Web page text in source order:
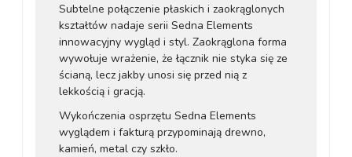
Subtelne połączenie płaskich i zaokrąglonych
kształtów nadaje serii Sedna Elements
innowacyjny wygląd i styl. Zaokrąglona forma
wywołuje wrażenie, że łącznik nie styka się ze
ścianą, lecz jakby unosi się przed nią z
lekkością i gracją.
Wykończenia osprzętu Sedna Elements
wyglądem i fakturą przypominają drewno,
kamień, metal czy szkło.